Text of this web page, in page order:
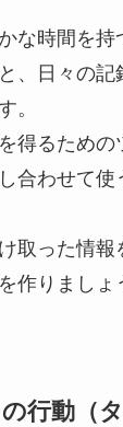
な時間を持
、日々の記
。
得るための
合わせて使
取った情報
作りましょ
行動（